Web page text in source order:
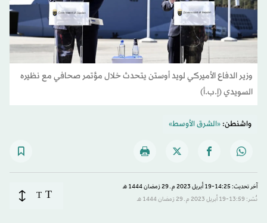
وزير الدفاع الأميركي لويد أوستن يتحدث خلال مؤتمر صحافي مع نظيره
السويدي (إ.ب.أ)
واشنطن:«الشرق الأوسط»
آخر تحديث: 14:25-19 أبريل 2023 م ـ 29 رَمضان 1444 هـ
نُشر: 13:59-19 أبريل 2023 م ـ 29 رَمضان 1444 هـ
T
T